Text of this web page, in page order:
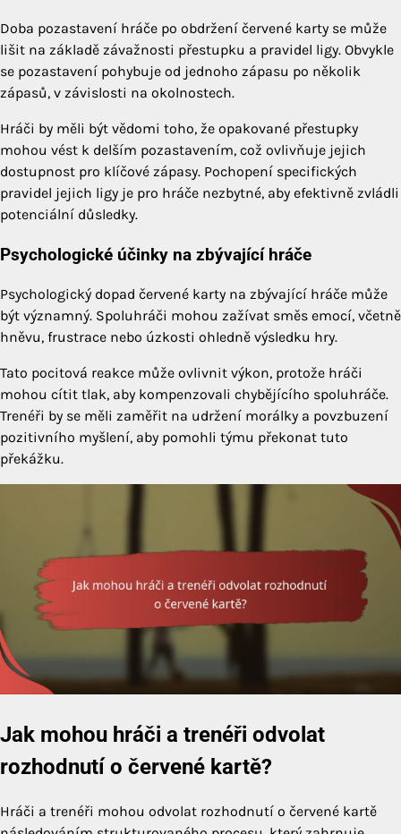
Doba pozastavení hráče po obdržení červené karty se může
lišit na základě závažnosti přestupku a pravidel ligy. Obvykle
se pozastavení pohybuje od jednoho zápasu po několik
zápasů, v závislosti na okolnostech.
Hráči by měli být vědomi toho, že opakované přestupky
mohou vést k delším pozastavením, což ovlivňuje jejich
dostupnost pro klíčové zápasy. Pochopení specifických
pravidel jejich ligy je pro hráče nezbytné, aby efektivně zvládli
potenciální důsledky.
Psychologické účinky na zbývající hráče
Psychologický dopad červené karty na zbývající hráče může
být významný. Spoluhráči mohou zažívat směs emocí, včetně
hněvu, frustrace nebo úzkosti ohledně výsledku hry.
Tato pocitová reakce může ovlivnit výkon, protože hráči
mohou cítit tlak, aby kompenzovali chybějícího spoluhráče.
Trenéři by se měli zaměřit na udržení morálky a povzbuzení
pozitivního myšlení, aby pomohli týmu překonat tuto
překážku.
Jak mohou hráči a trenéři odvolat
rozhodnutí o červené kartě?
Hráči a trenéři mohou odvolat rozhodnutí o červené kartě